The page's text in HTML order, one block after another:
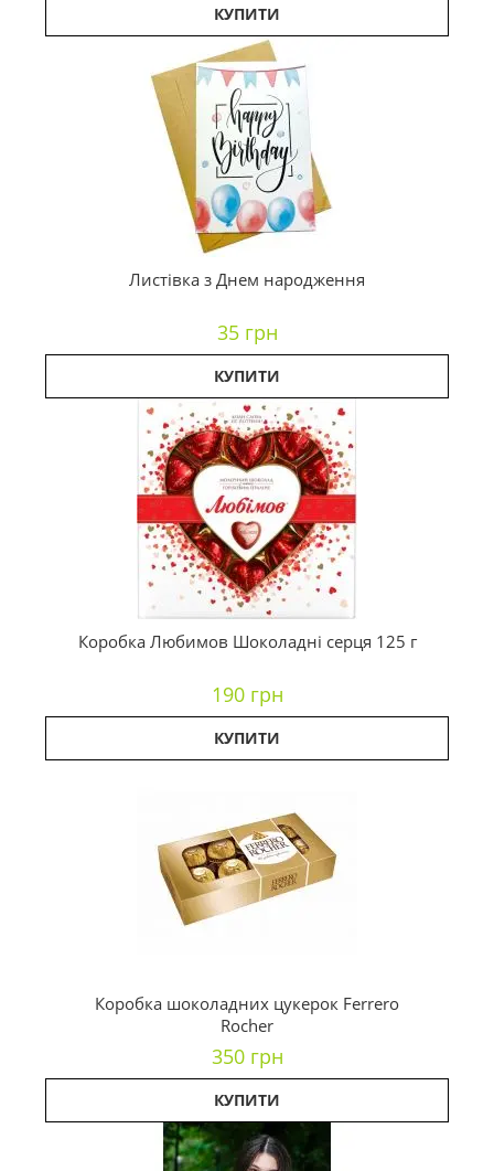
КУПИТИ
Листівка з Днем народження
35 грн
КУПИТИ
Коробка Любимов Шоколадні серця 125 г
190 грн
КУПИТИ
Коробка шоколадних цукерок Ferrero
Rocher
350 грн
КУПИТИ